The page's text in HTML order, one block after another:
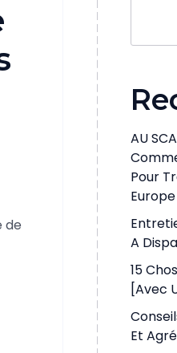
de
AU
Pour
Europe
A
15
[avec
Et